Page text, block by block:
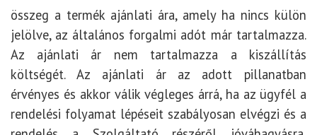
összeg a termék ajánlati ára, amely ha nincs külön
jelölve, az általános forgalmi adót már tartalmazza.
Az ajánlati ár nem tartalmazza a kiszállítás
költségét. Az ajánlati ár az adott pillanatban
érvényes és akkor válik végleges árrá, ha az ügyfél a
rendelési folyamat lépéseit szabályosan elvégzi és a